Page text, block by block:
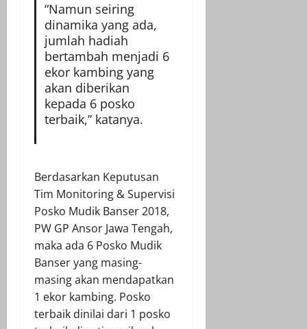
“Namun seiring
dinamika yang ada,
jumlah hadiah
bertambah menjadi 6
ekor kambing yang
akan diberikan
kepada 6 posko
terbaik,” katanya.
Berdasarkan Keputusan
Tim Monitoring & Supervisi
Posko Mudik Banser 2018,
PW GP Ansor Jawa Tengah,
maka ada 6 Posko Mudik
Banser yang masing-
masing akan mendapatkan
1 ekor kambing. Posko
terbaik dinilai dari 1 posko